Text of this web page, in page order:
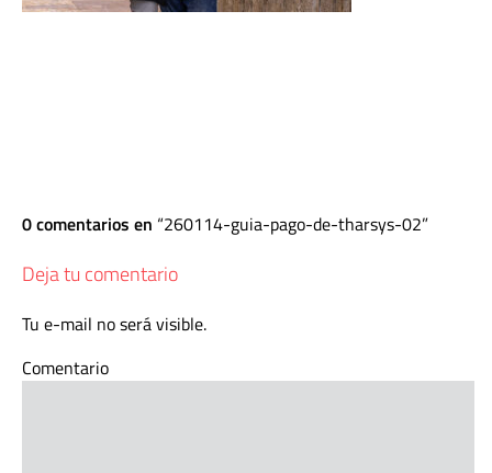
0 comentarios en 260114-guia-pago-de-tharsys-02
Deja tu comentario
Tu e-mail no será visible.
Comentario